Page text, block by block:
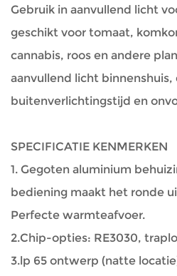
Gebruik in aanvullend licht
geschikt voor tomaat,
cannabis, roos en andere
aanvullend licht
buitenverlichtingstijd en
SPECIFICATIE KENMERKEN
1. Gegoten aluminium
bediening maakt het ronde
Perfecte warmteafvoer.
2.Chip-opties: RE3030,
3.lp 65 ontwerp (natte